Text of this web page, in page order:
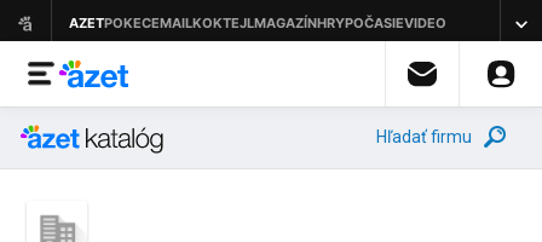
Hľadať firmu